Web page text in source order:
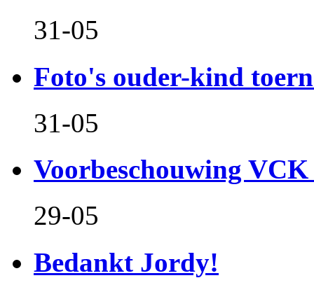
31-05
Foto's ouder-kind
31-05
Voorbeschouwing VCK
29-05
Bedankt Jordy!